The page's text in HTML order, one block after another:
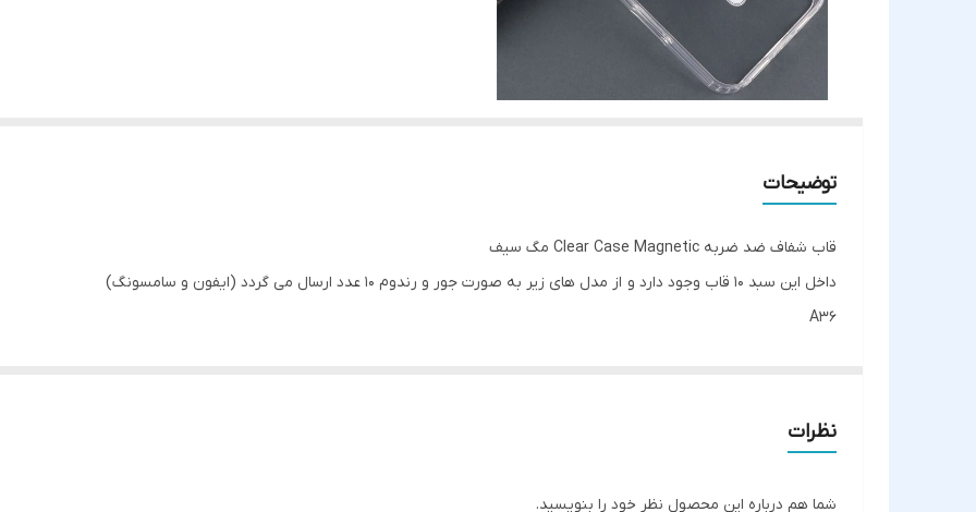
توضیحات
قاب شفاف ضد ضربه Clear Case Magnetic مگ سیف
داخل این سبد 10 قاب وجود دارد و از مدل های زیر به صورت جور و رندوم 10 عدد ارسال می گردد (ایفون و سامسونگ)
A36
11pro
ایفون 13/14
نظرات
شما هم درباره این محصول نظر خود را بنویسید.